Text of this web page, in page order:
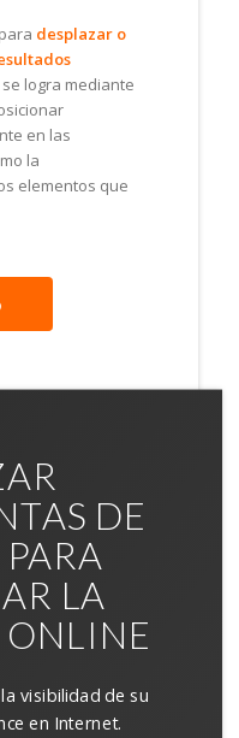
desplazar o
se logra mediante
en las
la
elementos que
DE
LA
ONLINE
visibilidad de su
en Internet.